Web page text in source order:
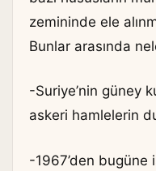
zemininde ele
Bunlar arasında
-Suriye’nin güney
askeri hamlelerin
-1967’den bugüne